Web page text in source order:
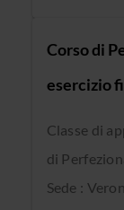
Corso di
esercizio
Classe di
di
Sede :